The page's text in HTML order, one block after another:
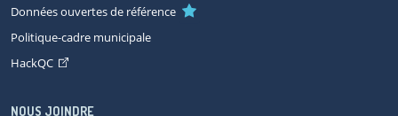
Données ouvertes de référence
Politique-cadre municipale
HackQC
NOUS JOINDRE